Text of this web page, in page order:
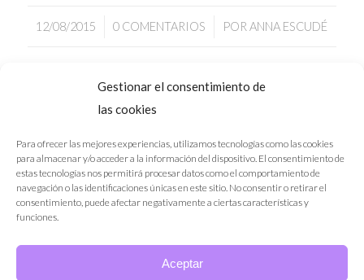
Gestionar el consentimiento de
las cookies
Para ofrecer las mejores experiencias, utilizamos tecnologías como las cookies
para almacenar y/o acceder a la información del dispositivo. El consentimiento de
estas tecnologías nos permitirá procesar datos como el comportamiento de
navegación o las identificaciones únicas en este sitio. No consentir o retirar el
consentimiento, puede afectar negativamente a ciertas características y
funciones.
Aceptar
12/08/2015
/ 0 COMENTARIOS
/ PORANNA ESCUDÉ
Nota Legal·Política de Privacidad·Política de Cookies